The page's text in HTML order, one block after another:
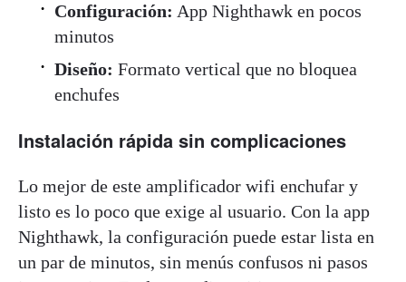
Configuración: App Nighthawk en pocos
minutos
Diseño: Formato vertical que no bloquea
enchufes
Instalación rápida sin complicaciones
Lo mejor de este amplificador wifi enchufar y
listo es lo poco que exige al usuario. Con la app
Nighthawk, la configuración puede estar lista en
un par de minutos, sin menús confusos ni pasos